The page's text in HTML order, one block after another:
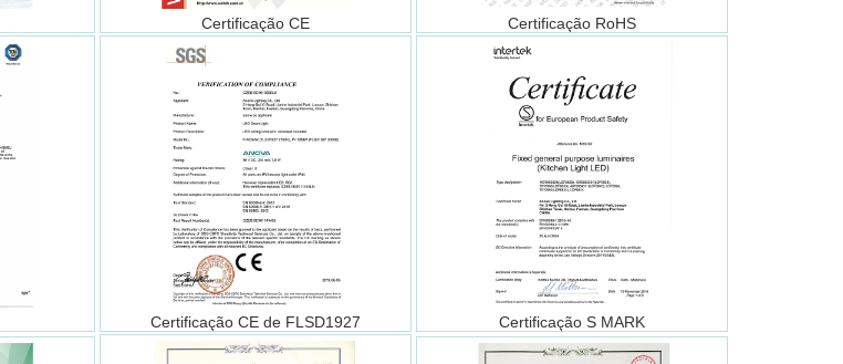
Certificação CE Certificação RoHS
Certificação CE de FLSD1927 Certificação S MARK